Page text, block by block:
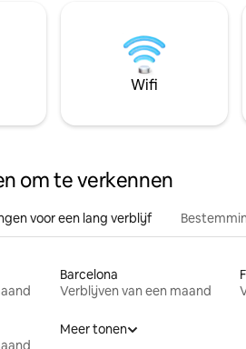
Wifi
om te verkennen
voor een lang verblijf
Barcelona
Verblijven van een maand
Meer tonen